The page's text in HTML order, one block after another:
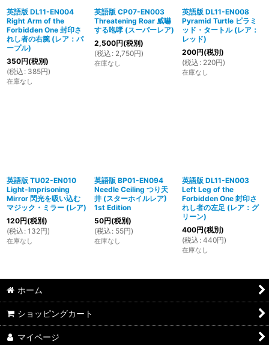
英語版 DL11-EN004
Right Arm of the
Forbidden One 封印さ
れし者の右腕 (レア：パ
ープル)
350円(税別)
(税込 : 385円)
在庫なし
英語版 CP07-EN003
Threatening Roar 威嚇
する咆哮 (スーパーレア)
2,500円(税別)
(税込 : 2,750円)
在庫なし
英語版 DL11-EN008
Pyramid Turtle ピラミ
ッド・タートル (レア：
レッド)
200円(税別)
(税込 : 220円)
在庫なし
英語版 TU02-EN010
Light-Imprisoning
Mirror 閃光を吸い込む
マジック・ミラー (レア)
120円(税別)
(税込 : 132円)
在庫なし
英語版 BP01-EN094
Needle Ceiling つり天
井 (スターホイルレア)
1st Edition
50円(税別)
(税込 : 55円)
在庫なし
英語版 DL11-EN003
Left Leg of the
Forbidden One 封印さ
れし者の左足 (レア：グ
リーン)
400円(税別)
(税込 : 440円)
在庫なし
ホーム
ショッピングカート
マイページ